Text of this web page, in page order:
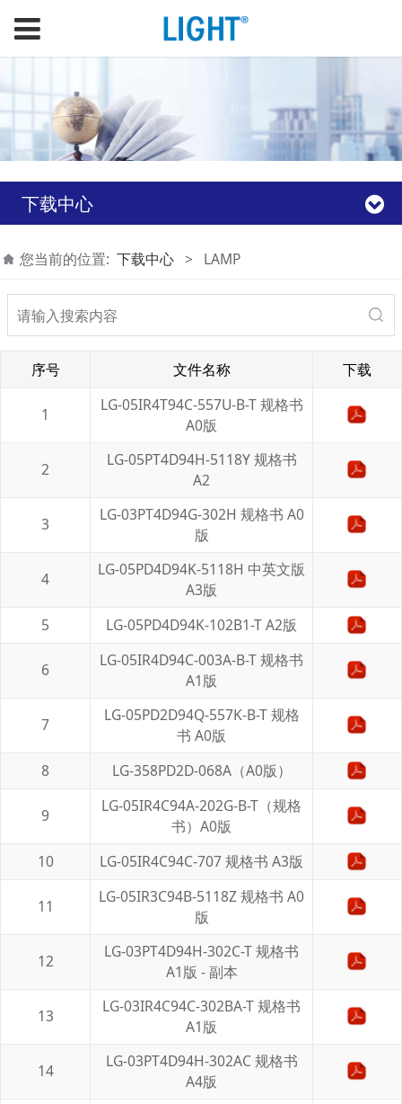
下载中心
您当前的位置: 下载中心 > LAMP
序号 文件名称 下载
1
LG-05IR4T94C-557U-B-T 规格书
A0版
2
LG-05PT4D94H-5118Y 规格书
A2
3
LG-03PT4D94G-302H 规格书 A0
版
4
LG-05PD4D94K-5118H 中英文版
A3版
5
LG-05PD4D94K-102B1-T A2版
6
LG-05IR4D94C-003A-B-T 规格书
A1版
7
LG-05PD2D94Q-557K-B-T 规格
书 A0版
8
LG-358PD2D-068A（A0版）
9
LG-05IR4C94A-202G-B-T（规格
书）A0版
10
LG-05IR4C94C-707 规格书 A3版
11
LG-05IR3C94B-5118Z 规格书 A0
版
12
LG-03PT4D94H-302C-T 规格书
A1版 - 副本
13
LG-03IR4C94C-302BA-T 规格书
A1版
14
LG-03PT4D94H-302AC 规格书
A4版